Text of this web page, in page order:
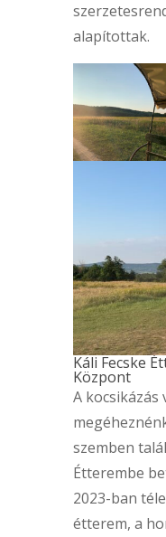
alapítottak.
Káli Fecske
Központ
A kocsikázás
szemben
Étterembe
2023-ban
étterem, a